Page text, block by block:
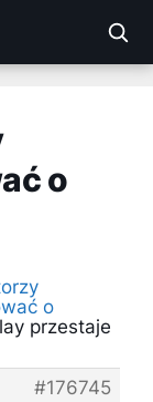
o
o
przestaje
#176745